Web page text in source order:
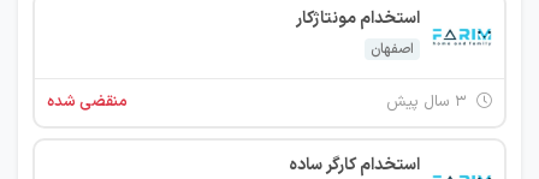
استخدام مونتاژکار
اصفهان
منقضی شده
استخدام کارگر ساده